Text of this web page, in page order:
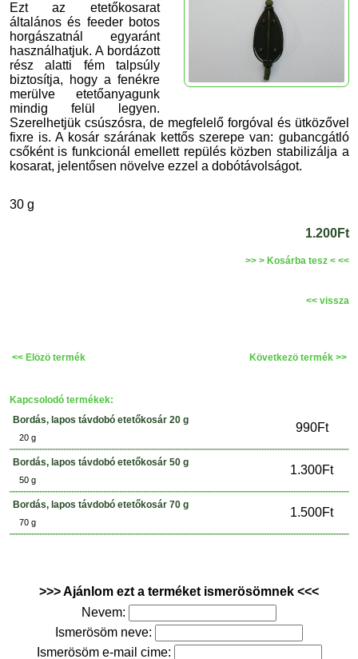
Ezt az etetőkosarat
általános és feeder botos
horgászatnál egyaránt
használhatjuk. A bordázott
rész alatti fém talpsúly
biztosítja, hogy a fenékre
merülve etetőanyagunk
mindig felül legyen.
Szerelhetjük csúszósra, de megfelelő forgóval és ütközővel
fixre is. A kosár szárának kettős szerepe van: gubancgátló
csőként is funkcionál emellett repülés közben stabilizálja a
kosarat, jelentősen növelve ezzel a dobótávolságot.
30 g
1.200Ft
>> > Kosárba tesz < <<
<< vissza
<< Elözö termék Következö termék >>
Kapcsolodó termékek:
Bordás, lapos távdobó etetőkosár 20 g
990Ft
20 g
Bordás, lapos távdobó etetőkosár 50 g
1.300Ft
50 g
Bordás, lapos távdobó etetőkosár 70 g
1.500Ft
70 g
>>> Ajánlom ezt a terméket ismerösömnek <<<
Nevem:
Ismerösöm neve:
Ismerösöm e-mail cime: